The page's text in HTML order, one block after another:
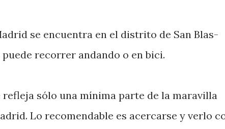
se encuentra en el distrito de San Blas-
recorrer andando o en bici.
refleja sólo una mínima parte de la maravilla
Lo recomendable es acercarse y verlo